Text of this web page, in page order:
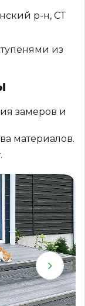
р-н, СТ
из
замеров и
материалов.